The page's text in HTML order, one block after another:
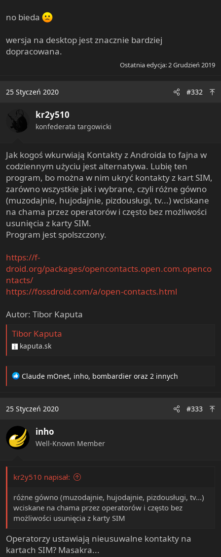
no bieda
wersja na desktop jest znacznie bardziej
dopracowana.
Ostatnia edycja: 2 Grudzień 2019
25 Styczeń 2020 #332
kr2y510
konfederata targowicki
Jak kogoś wkurwiają Kontakty z Androida to fajna w
codziennym użyciu jest alternatywa. Lubię ten
program, bo można w nim ukryć kontakty z kart SIM,
zarówno wszystkie jak i wybrane, czyli różne gówno
(muzodajnie, hujodajnie, pizdousługi, tv...) wciskane
na chama przez operatorów i często bez możliwości
usunięcia z karty SIM.
Program jest spolszczony.
https://f-
droid.org/packages/opencontacts.open.com.openco
ntacts/
https://fossdroid.com/a/open-contacts.html
Autor: Tibor Kaputa
Tibor Kaputa
kaputa.sk
R
t
o
n
s
Claude mOnet, inho, bombardier oraz 2 innych
25 Styczeń 2020 #333
inho
Well-Known Member
kr2y510 napisał:
różne gówno (muzodajnie, hujodajnie, pizdousługi, tv...)
wciskane na chama przez operatorów i często bez
możliwości usunięcia z karty SIM
Operatorzy ustawiają nieusuwalne kontakty na
kartach SIM? Masakra...